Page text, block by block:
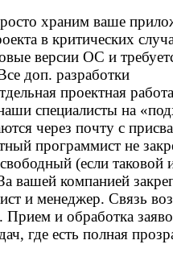
храним ваше
в критических
версии ОС и
доп. разработки
проектная
специалисты на
через почту с
программист не
(если таковой
компанией
и менеджер. Связь
Прием и обработка
где есть полная